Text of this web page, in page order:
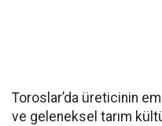
Toroslar’da üreticinin
ve geleneksel tarım